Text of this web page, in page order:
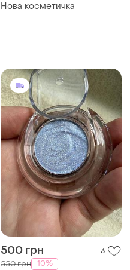
Нова косметичка
500 грн 3
550 грн -10%